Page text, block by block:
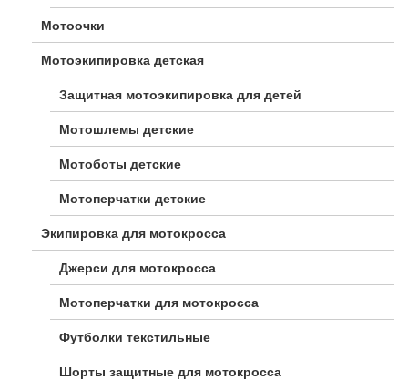
Мотоочки
Мотоэкипировка детская
Защитная мотоэкипировка для детей
Мотошлемы детские
Мотоботы детские
Мотоперчатки детские
Экипировка для мотокросса
Джерси для мотокросса
Мотоперчатки для мотокросса
Футболки текстильные
Шорты защитные для мотокросса